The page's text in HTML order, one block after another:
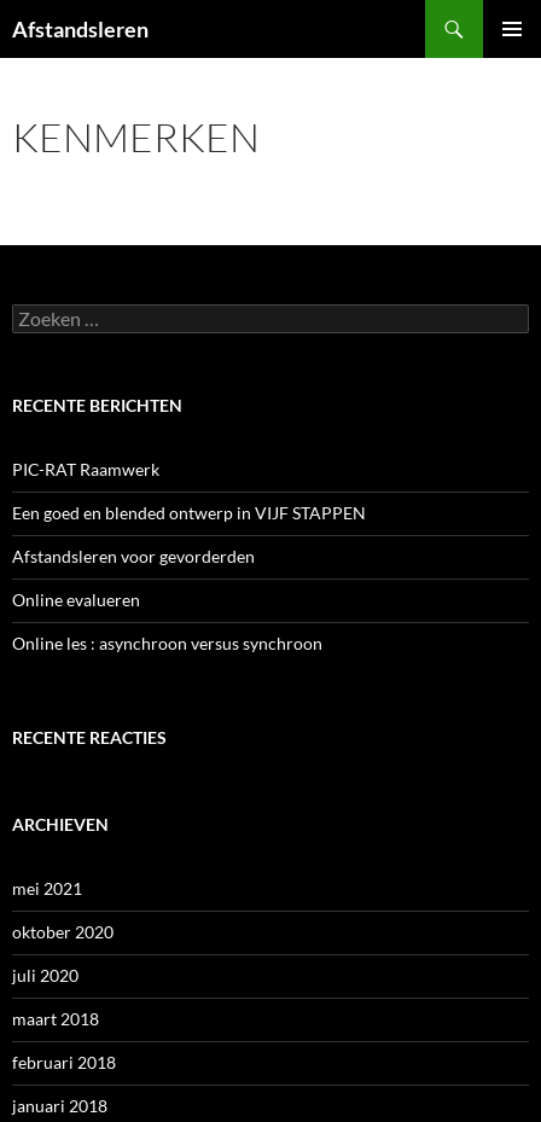
naar
Afstandsleren
KENMERKEN
Zoeken
naar:
RECENTE BERICHTEN
PIC-RAT Raamwerk
Een goed en blended ontwerp in VIJF STAPPEN
Afstandsleren voor gevorderden
Online evalueren
Online les : asynchroon versus synchroon
RECENTE REACTIES
ARCHIEVEN
mei 2021
oktober 2020
juli 2020
maart 2018
februari 2018
januari 2018